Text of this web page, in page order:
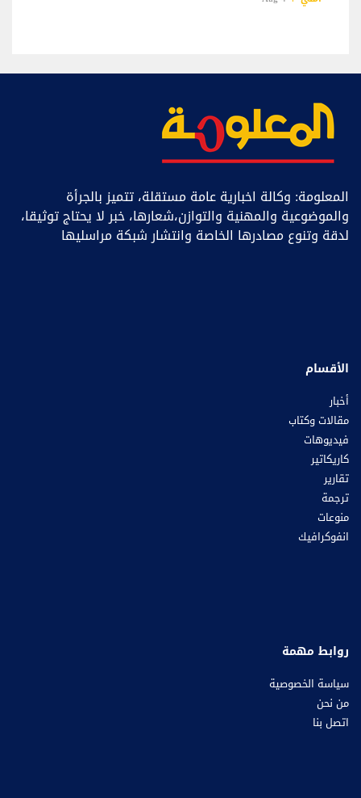
المعلومة: وكالة اخبارية عامة مستقلة، تتميز بالجرأة
والموضوعية والمهنية والتوازن،شعارها، خبر ﻻ يحتاج توثيقا،
لدقة وتنوع مصادرها الخاصة وانتشار شبكة مراسليها
الأقسام
أخبار
مقالات وكتاب
فيديوهات
كاريكاتير
تقارير
ترجمة
منوعات
انفوكرافيك
روابط مهمة
سياسة الخصوصية
من نحن
اتصل بنا